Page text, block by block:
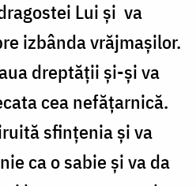
Lui şi va
izbânda vrăjmaşilor.
dreptăţii şi-şi va
cea nefăţarnică.
sfinţenia şi va
ca o sabie şi va da